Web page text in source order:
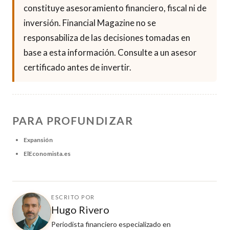
constituye asesoramiento financiero, fiscal ni de
inversión. Financial Magazine no se
responsabiliza de las decisiones tomadas en
base a esta información. Consulte a un asesor
certificado antes de invertir.
PARA PROFUNDIZAR
Expansión
ElEconomista.es
ESCRITO POR
Hugo Rivero
Periodista financiero especializado en